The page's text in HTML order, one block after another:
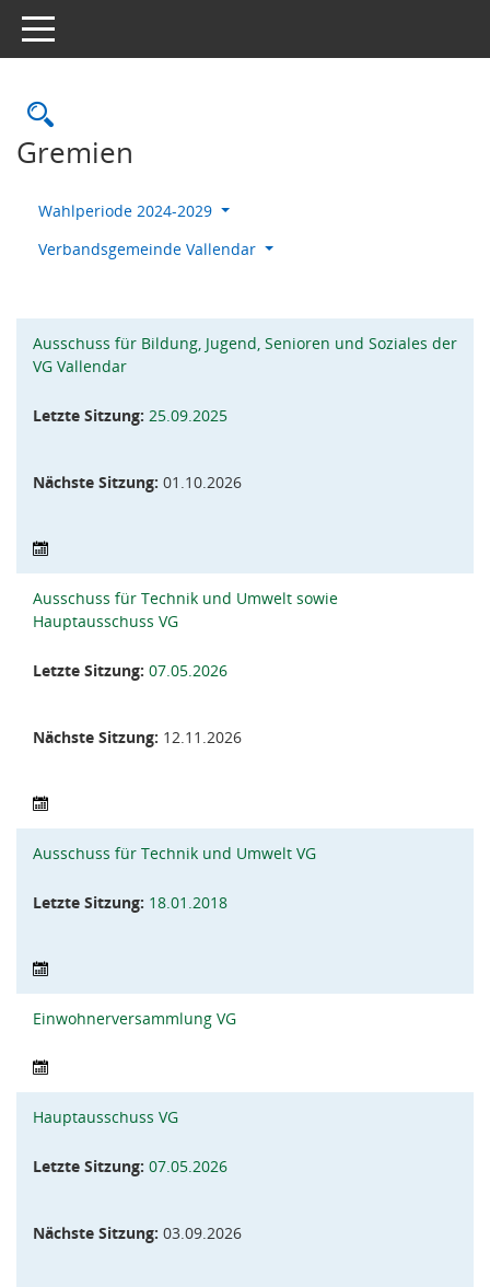
Toggle navigation
Rechercheauswahl
Gremien
Wahlperiode 2024-2029
Verbandsgemeinde Vallendar
Ausschuss für Bildung, Jugend, Senioren und Soziales der
VG Vallendar
Letzte Sitzung: 25.09.2025
Nächste Sitzung: 01.10.2026
Ausschuss für Technik und Umwelt sowie
Hauptausschuss VG
Letzte Sitzung: 07.05.2026
Nächste Sitzung: 12.11.2026
Ausschuss für Technik und Umwelt VG
Letzte Sitzung: 18.01.2018
Einwohnerversammlung VG
Hauptausschuss VG
Letzte Sitzung: 07.05.2026
Nächste Sitzung: 03.09.2026